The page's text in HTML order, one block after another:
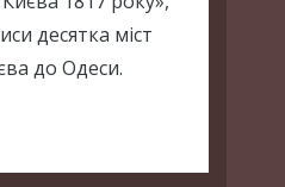
десятка міст
до Одеси.